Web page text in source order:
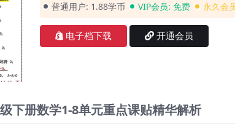
普通用户: 1.88学币 VIP会员: 免费 永久会
电子档下载 开通会员
下册数学1-8单元重点课贴精华解析